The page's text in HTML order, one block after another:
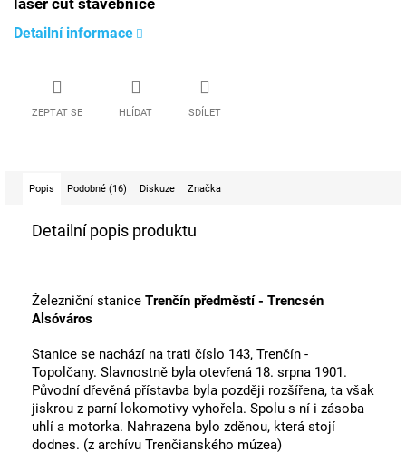
laser cut stavebnice
Detailní informace
ZEPTAT SE HLÍDAT SDÍLET
Popis Podobné (16) Diskuze Značka
Detailní popis produktu
Železniční stanice Trenčín předměstí - Trencsén
Alsóváros
Stanice se nachází na trati číslo 143, Trenčín -
Topolčany. Slavnostně byla otevřená 18. srpna 1901.
Původní dřevěná přístavba byla později rozšířena, ta však
jiskrou z parní lokomotivy vyhořela. Spolu s ní i zásoba
uhlí a motorka. Nahrazena bylo zděnou, která stojí
dodnes. (z archívu Trenčianského múzea)